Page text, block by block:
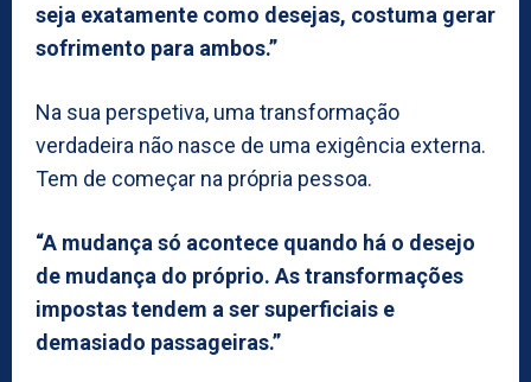
seja exatamente como desejas, costuma gerar
sofrimento para ambos.”
Na sua perspetiva, uma transformação
verdadeira não nasce de uma exigência externa.
Tem de começar na própria pessoa.
“A mudança só acontece quando há o desejo
de mudança do próprio. As transformações
impostas tendem a ser superficiais e
demasiado passageiras.”